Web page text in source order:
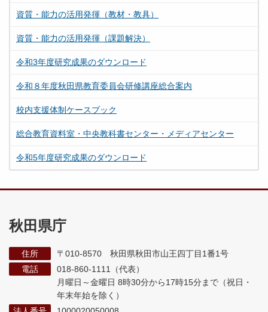
資質・能力の活用発揮（教材・教具）
資質・能力の活用発揮（課題解決）
令和3年度研究成果のダウンロード
令和８年度秋田県教育委員会研修講座総合案内
校内支援体制ケースブック
総合教育資料室・中央教科書センター・メディアセンター
令和5年度研究成果のダウンロード
秋田県庁
住所
〒010-8570 秋田県秋田市山王四丁目1番1号
電話
018-860-1111（代表）
月曜日～金曜日 8時30分から17時15分まで （祝日・
年末年始を除く）